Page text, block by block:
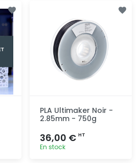
PLA Ultimaker Noir -
2.85mm - 750g
36,00 € HT
En stock